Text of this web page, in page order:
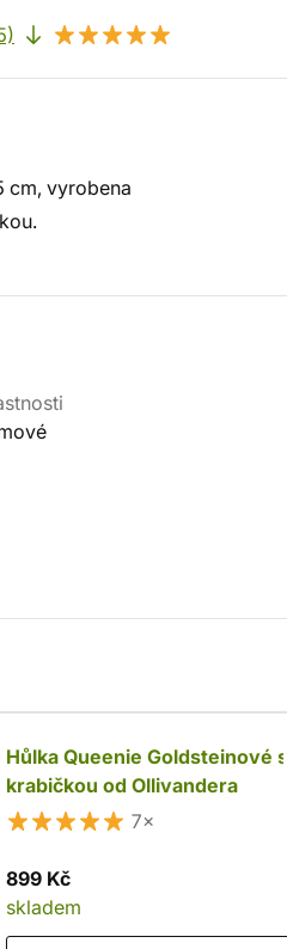
cm, vyrobena
Hůlka Queenie Goldsteinové s
krabičkou od Ollivandera
7×
899 Kč
skladem